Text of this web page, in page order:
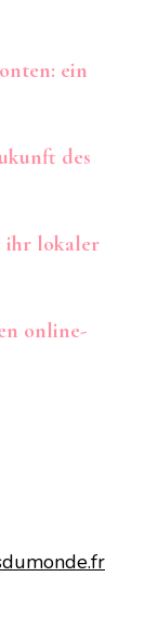
ein
des
ihr lokaler
online-